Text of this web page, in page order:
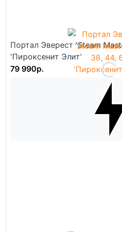
Портал Эверест 'Steam
'Пироксенит Элит'
79 990р.